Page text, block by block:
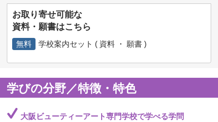
お取り寄せ可能な
資料・願書はこちら
無料 学校案内セット ( 資料 ・ 願書 )
学びの分野／特徴・特色
大阪ビューティーアート専門学校で学べる学問